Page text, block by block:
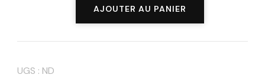
Twist
AJOUTER AU PANIER
UGS : ND